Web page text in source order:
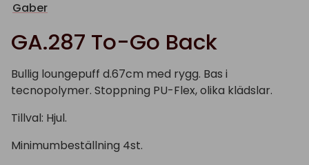
Gaber
GA.287 To-Go Back
Bullig loungepuff d.67cm med rygg. Bas i
tecnopolymer. Stoppning PU-Flex, olika klädslar.
Tillval: Hjul.
Minimumbeställning 4st.